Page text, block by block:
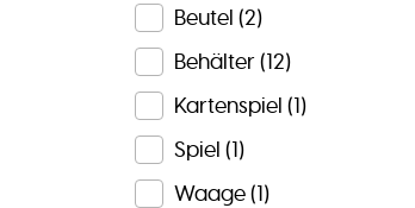
Beutel (2)
Behälter (12)
Kartenspiel (1)
Spiel (1)
Waage (1)